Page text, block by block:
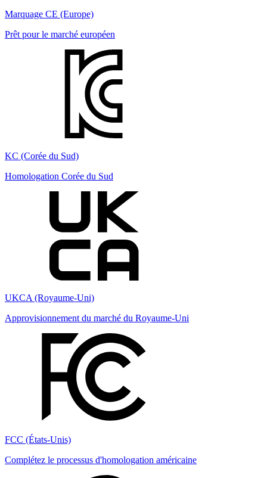
Marquage CE (Europe)
Prêt pour le marché européen
KC (Corée du Sud)
Homologation Corée du Sud
UKCA (Royaume-Uni)
Approvisionnement du marché du Royaume-Uni
FCC (États-Unis)
Complétez le processus d'homologation américaine